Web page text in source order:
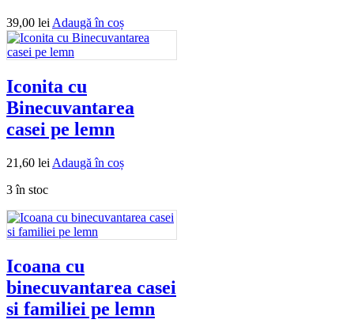
39,00 leiAdaugă în coș
Iconita cu
Binecuvantarea
casei pe lemn
21,60 lei Adaugă în coș
3 în stoc
Icoana cu
binecuvantarea casei
si familiei pe lemn